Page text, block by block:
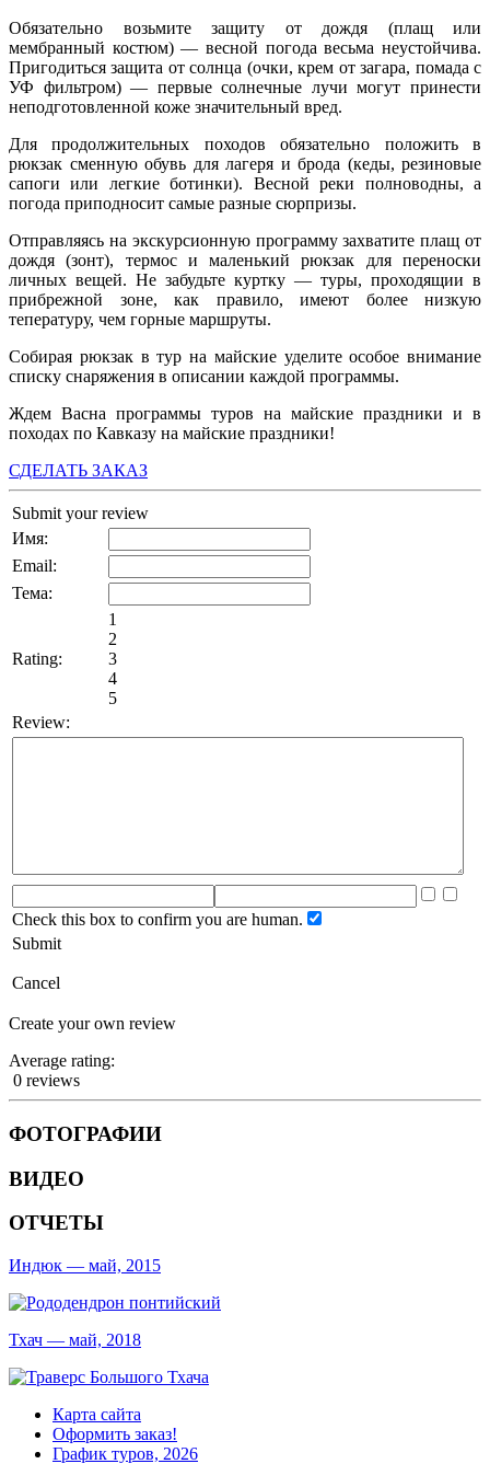
Обязательно возьмите защиту от дождя (плащ или
мембранный костюм) — весной погода весьма неустойчива.
Пригодиться защита от солнца (очки, крем от загара, помада с
УФ фильтром) — первые солнечные лучи могут принести
неподготовленной коже значительный вред.
Для продолжительных походов обязательно положить в
рюкзак сменную обувь для лагеря и брода (кеды, резиновые
сапоги или легкие ботинки). Весной реки полноводны, а
погода приподносит самые разные сюрпризы.
Отправляясь на экскурсионную программу захватите плащ от
дождя (зонт), термос и маленький рюкзак для переноски
личных вещей. Не забудьте куртку — туры, проходящии в
прибрежной зоне, как правило, имеют более низкую
тепературу, чем горные маршруты.
Собирая рюкзак в тур на майские уделите особое внимание
списку снаряжения в описании каждой программы.
Ждем Васна программы туров на майские праздники и в
походах по Кавказу на майские праздники!
СДЕЛАТЬ ЗАКАЗ
Submit your review
Имя:
Email:
Тема:
Rating:
1
2
3
4
5
Review:
Check this box to confirm you are human.
Submit
Cancel
Create your own review
Average rating:
0 reviews
ФОТОГРАФИИ
ВИДЕО
ОТЧЕТЫ
Индюк — май, 2015
Тхач — май, 2018
Карта сайта
Оформить заказ!
График туров, 2026